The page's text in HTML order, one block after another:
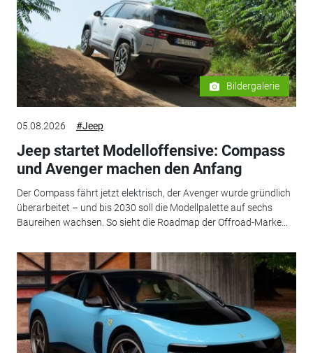
Bildergalerie
05.08.2026 #Jeep
Jeep startet Modelloffensive: Compass
und Avenger machen den Anfang
Der Compass fährt jetzt elektrisch, der Avenger wurde gründlich
überarbeitet – und bis 2030 soll die Modellpalette auf sechs
Baureihen wachsen. So sieht die Roadmap der Offroad-Marke...